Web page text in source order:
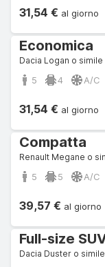
31,54 € al giorno
Economica
Dacia Logan o simile
5 4 A/C
31,54 € al giorno
Compatta
Renault Megane o
5 5 A/C
39,57 € al giorno
Full-size
Dacia Duster o simile